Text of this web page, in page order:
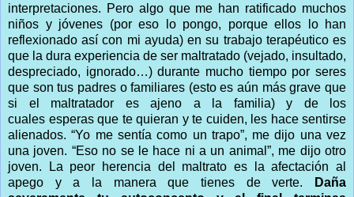
interpretaciones. Pero algo que me han ratificado muchos
niños y jóvenes (por eso lo pongo, porque ellos lo han
reflexionado así con mi ayuda) en su trabajo terapéutico es
que la dura experiencia de ser maltratado (vejado, insultado,
despreciado, ignorado…) durante mucho tiempo por seres
que son tus padres o familiares (esto es aún más grave que
si el maltratador es ajeno a la familia) y de los
cuales esperas que te quieran y te cuiden, les hace sentirse
alienados. “Yo me sentía como un trapo”, me dijo una vez
una joven. “Eso no se le hace ni a un animal”, me dijo otro
joven. La peor herencia del maltrato es la afectación al
apego y a la manera que tienes de verte. Daña